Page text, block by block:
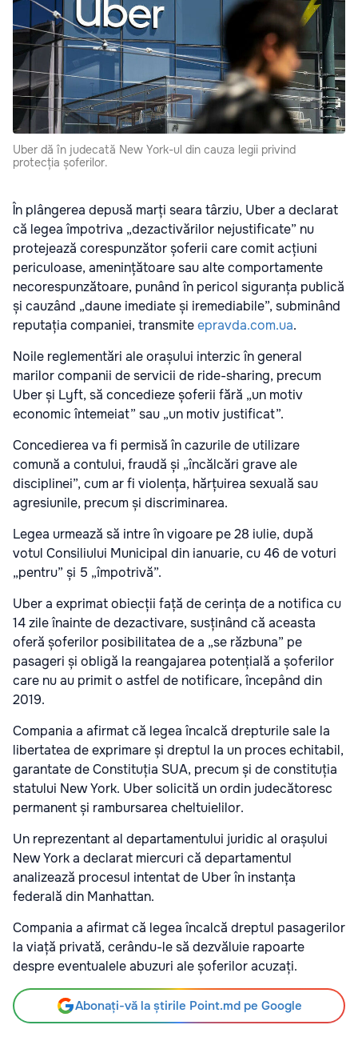
Uber dă în judecată New York-ul din cauza legii privind
protecția șoferilor.
În plângerea depusă marți seara târziu, Uber a declarat
că legea împotriva „dezactivărilor nejustificate” nu
protejează corespunzător șoferii care comit acțiuni
periculoase, amenințătoare sau alte comportamente
necorespunzătoare, punând în pericol siguranța publică
și cauzând „daune imediate și iremediabile”, subminând
reputația companiei, transmiteepravda.com.ua.
Noile reglementări ale orașului interzic în general
marilor companii de servicii de ride-sharing, precum
Uber și Lyft, să concedieze șoferii fără „un motiv
economic întemeiat” sau „un motiv justificat”.
Concedierea va fi permisă în cazurile de utilizare
comună a contului, fraudă și „încălcări grave ale
disciplinei”, cum ar fi violența, hărțuirea sexuală sau
agresiunile, precum și discriminarea.
Legea urmează să intre în vigoare pe 28 iulie, după
votul Consiliului Municipal din ianuarie, cu 46 de voturi
„pentru” și 5 „împotrivă”.
Uber a exprimat obiecții față de cerința de a notifica cu
14 zile înainte de dezactivare, susținând că aceasta
oferă șoferilor posibilitatea de a „se răzbuna” pe
pasageri și obligă la reangajarea potențială a șoferilor
care nu au primit o astfel de notificare, începând din
2019.
Compania a afirmat că legea încalcă drepturile sale la
libertatea de exprimare și dreptul la un proces echitabil,
garantate de Constituția SUA, precum și de constituția
statului New York. Uber solicită un ordin judecătoresc
permanent și rambursarea cheltuielilor.
Un reprezentant al departamentului juridic al orașului
New York a declarat miercuri că departamentul
analizează procesul intentat de Uber în instanța
federală din Manhattan.
Compania a afirmat că legea încalcă dreptul pasagerilor
la viață privată, cerându-le să dezvăluie rapoarte
despre eventualele abuzuri ale șoferilor acuzați.
Abonați-vă la știrile Point.md pe Google